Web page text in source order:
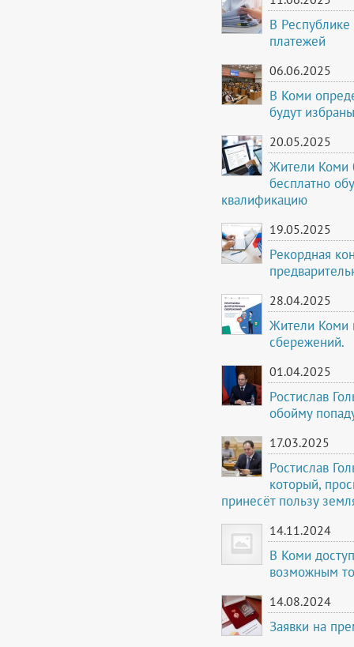
В
платежей
06.06.2025
В Коми
будут
20.05.2025
Жители Коми
бесплатно
квалификацию
19.05.2025
Рекордная
28.04.2025
Жители Коми
сбережений.
01.04.2025
Ростислав
обойму
17.03.2025
Ростислав
который,
принесёт пользу
14.11.2024
В Коми
возможным
14.08.2024
Заявки на